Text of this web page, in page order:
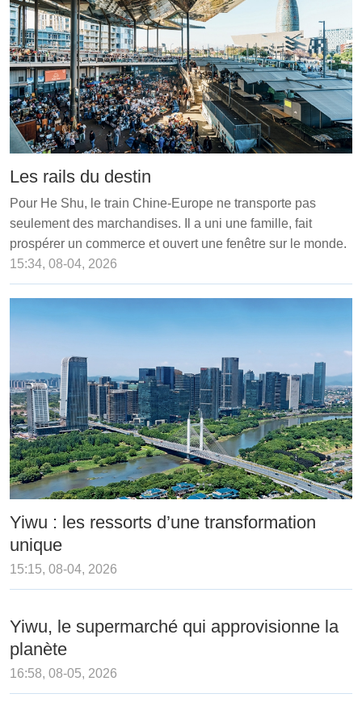
Les rails du destin
Pour He Shu, le train Chine-Europe ne transporte pas
seulement des marchandises. Il a uni une famille, fait
prospérer un commerce et ouvert une fenêtre sur le monde.
15:34, 08-04, 2026
Yiwu : les ressorts d’une transformation
unique
15:15, 08-04, 2026
Yiwu, le supermarché qui approvisionne la
planète
16:58, 08-05, 2026